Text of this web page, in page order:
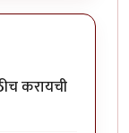
पैलवान
करायची